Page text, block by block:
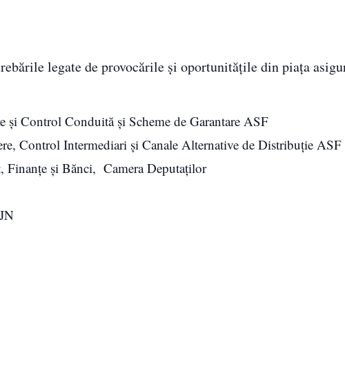
legate de provocările și oportunitățile din piața
şi Control Conduită și Scheme de Garantare ASF
Control Intermediari și Canale Alternative de Distribuție ASF
Finanțe și Bănci, Camera Deputaților